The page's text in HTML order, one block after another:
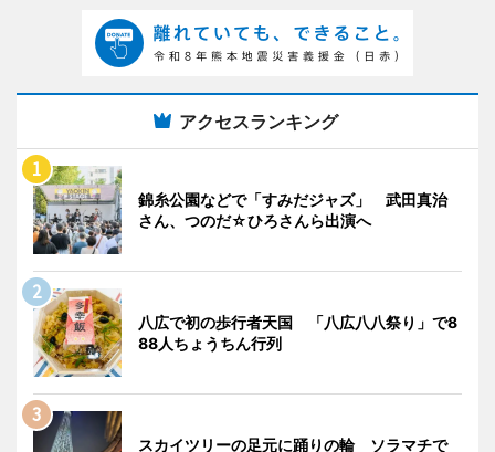
アクセスランキング
錦糸公園などで「すみだジャズ」 武田真治
さん、つのだ☆ひろさんら出演へ
八広で初の歩行者天国 「八広八八祭り」で8
88人ちょうちん行列
スカイツリーの足元に踊りの輪 ソラマチで